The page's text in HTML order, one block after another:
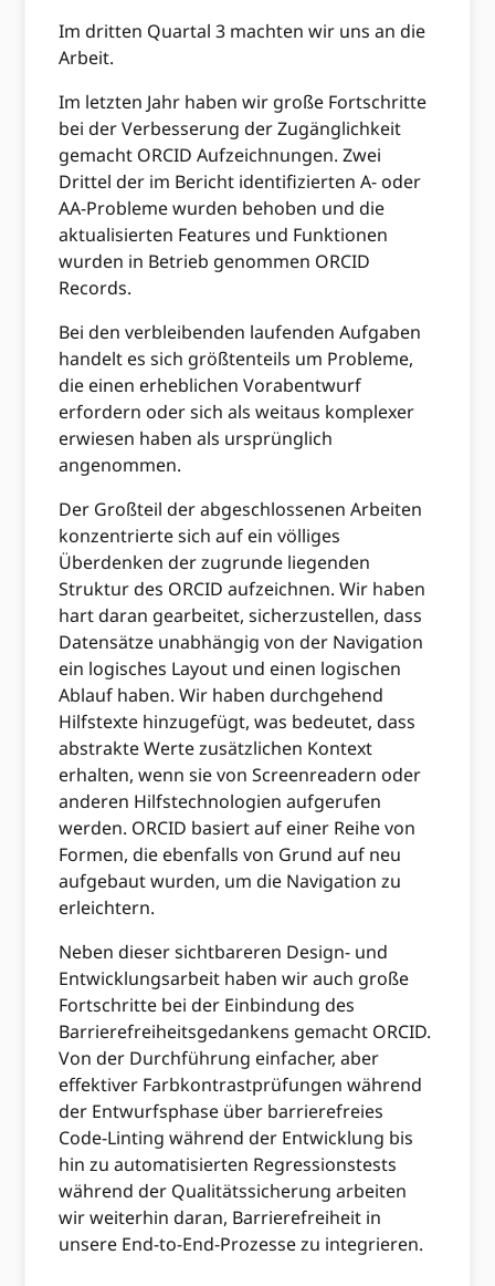
Im dritten Quartal 3 machten wir uns an die
Arbeit.
Im letzten Jahr haben wir große Fortschritte
bei der Verbesserung der Zugänglichkeit
gemacht ORCID Aufzeichnungen. Zwei
Drittel der im Bericht identifizierten A- oder
AA-Probleme wurden behoben und die
aktualisierten Features und Funktionen
wurden in Betrieb genommen ORCID
Records.
Bei den verbleibenden laufenden Aufgaben
handelt es sich größtenteils um Probleme,
die einen erheblichen Vorabentwurf
erfordern oder sich als weitaus komplexer
erwiesen haben als ursprünglich
angenommen.
Der Großteil der abgeschlossenen Arbeiten
konzentrierte sich auf ein völliges
Überdenken der zugrunde liegenden
Struktur des ORCID aufzeichnen. Wir haben
hart daran gearbeitet, sicherzustellen, dass
Datensätze unabhängig von der Navigation
ein logisches Layout und einen logischen
Ablauf haben. Wir haben durchgehend
Hilfstexte hinzugefügt, was bedeutet, dass
abstrakte Werte zusätzlichen Kontext
erhalten, wenn sie von Screenreadern oder
anderen Hilfstechnologien aufgerufen
werden. ORCID basiert auf einer Reihe von
Formen, die ebenfalls von Grund auf neu
aufgebaut wurden, um die Navigation zu
erleichtern.
Neben dieser sichtbareren Design- und
Entwicklungsarbeit haben wir auch große
Fortschritte bei der Einbindung des
Barrierefreiheitsgedankens gemacht ORCID.
Von der Durchführung einfacher, aber
effektiver Farbkontrastprüfungen während
der Entwurfsphase über barrierefreies
Code-Linting während der Entwicklung bis
hin zu automatisierten Regressionstests
während der Qualitätssicherung arbeiten
wir weiterhin daran, Barrierefreiheit in
unsere End-to-End-Prozesse zu integrieren.